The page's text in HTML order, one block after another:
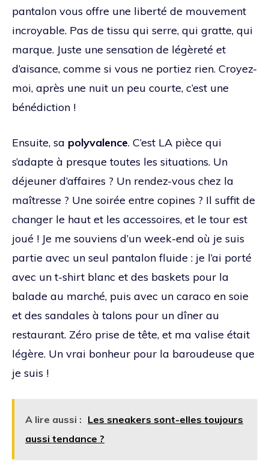
pantalon vous offre une liberté de mouvement
incroyable. Pas de tissu qui serre, qui gratte, qui
marque. Juste une sensation de légèreté et
d’aisance, comme si vous ne portiez rien. Croyez-
moi, après une nuit un peu courte, c’est une
bénédiction !
Ensuite, sa polyvalence. C’est LA pièce qui
s’adapte à presque toutes les situations. Un
déjeuner d’affaires ? Un rendez-vous chez la
maîtresse ? Une soirée entre copines ? Il suffit de
changer le haut et les accessoires, et le tour est
joué ! Je me souviens d’un week-end où je suis
partie avec un seul pantalon fluide : je l’ai porté
avec un t-shirt blanc et des baskets pour la
balade au marché, puis avec un caraco en soie
et des sandales à talons pour un dîner au
restaurant. Zéro prise de tête, et ma valise était
légère. Un vrai bonheur pour la baroudeuse que
je suis !
A lire aussi : Les sneakers sont-elles toujours
aussi tendance ?